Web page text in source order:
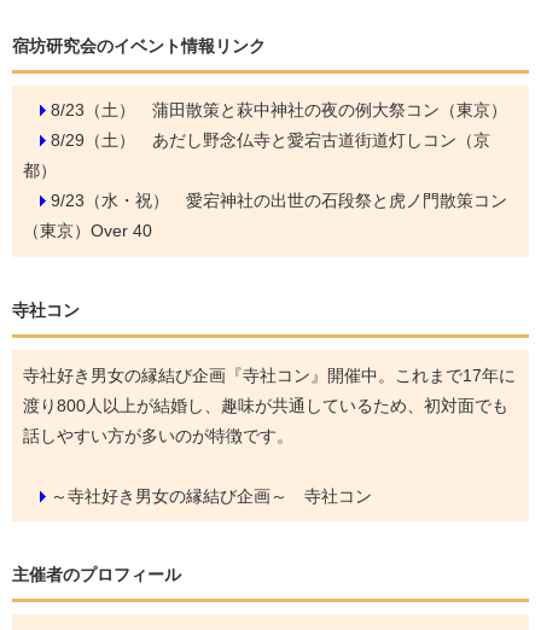
宿坊研究会のイベント情報リンク
8/23（土） 蒲田散策と萩中神社の夜の例大祭コン（東京）
8/29（土） あだし野念仏寺と愛宕古道街道灯しコン（京
都）
9/23（水・祝） 愛宕神社の出世の石段祭と虎ノ門散策コン
（東京）Over 40
寺社コン
寺社好き男女の縁結び企画『寺社コン』開催中。これまで17年に
渡り800人以上が結婚し、趣味が共通しているため、初対面でも
話しやすい方が多いのが特徴です。
～寺社好き男女の縁結び企画～ 寺社コン
主催者のプロフィール